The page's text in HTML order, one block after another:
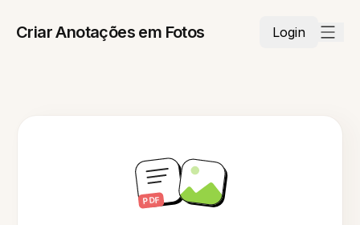
Criar Anotações em Fotos Login